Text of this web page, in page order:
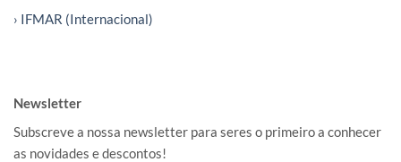
› IFMAR (Internacional)
Newsletter
Subscreve a nossa newsletter para seres o primeiro a conhecer
as novidades e descontos!